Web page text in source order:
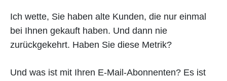
Ich wette, Sie haben alte Kunden, die nur einmal
bei Ihnen gekauft haben. Und dann nie
zurückgekehrt. Haben Sie diese Metrik?
Und was ist mit Ihren E-Mail-Abonnenten? Es ist